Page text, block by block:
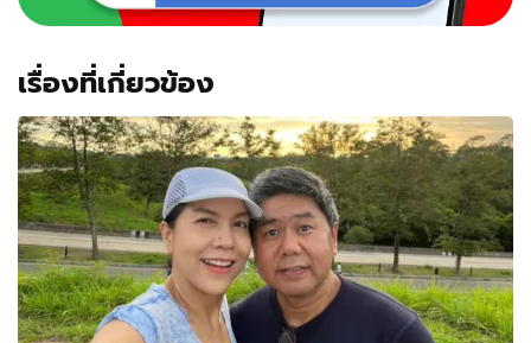
เรื่องที่เกี่ยวข้อง